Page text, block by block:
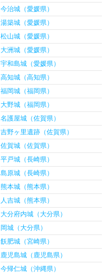
今治城（愛媛県）
湯築城（愛媛県）
松山城（愛媛県）
大洲城（愛媛県）
宇和島城（愛媛県）
高知城（高知県）
福岡城（福岡県）
大野城（福岡県）
名護屋城（佐賀県）
吉野ヶ里遺跡（佐賀県）
佐賀城（佐賀県）
平戸城（長崎県）
島原城（長崎県）
熊本城（熊本県）
人吉城（熊本県）
大分府内城（大分県）
岡城（大分県）
飫肥城（宮崎県）
鹿児島城（鹿児島県）
今帰仁城（沖縄県）